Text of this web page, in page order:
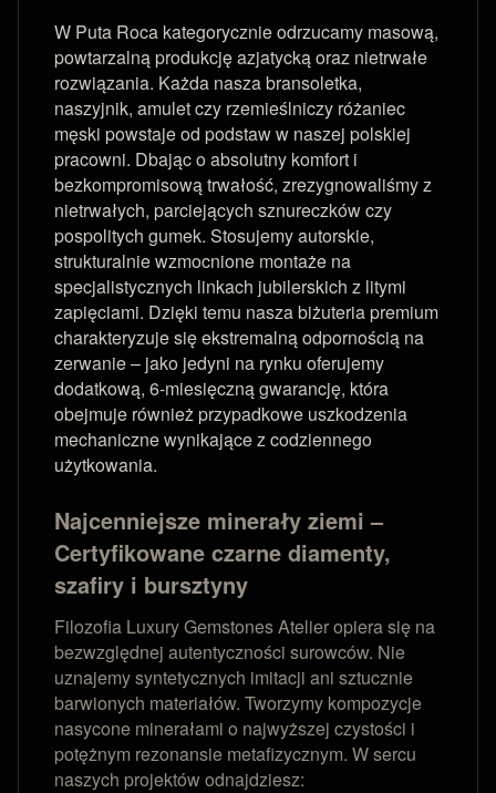
W Puta Roca kategorycznie odrzucamy masową,
powtarzalną produkcję azjatycką oraz nietrwałe
rozwiązania. Każda nasza bransoletka,
naszyjnik, amulet czy rzemieślniczy różaniec
męski powstaje od podstaw w naszej polskiej
pracowni. Dbając o absolutny komfort i
bezkompromisową trwałość, zrezygnowaliśmy z
nietrwałych, parciejących sznureczków czy
pospolitych gumek. Stosujemy autorskie,
strukturalnie wzmocnione montaże na
specjalistycznych linkach jubilerskich z litymi
zapięciami. Dzięki temu nasza biżuteria premium
charakteryzuje się ekstremalną odpornością na
zerwanie – jako jedyni na rynku oferujemy
dodatkową, 6-miesięczną gwarancję, która
obejmuje również przypadkowe uszkodzenia
mechaniczne wynikające z codziennego
użytkowania.
Najcenniejsze minerały ziemi –
Certyfikowane czarne diamenty,
szafiry i bursztyny
Filozofia Luxury Gemstones Atelier opiera się na
bezwzględnej autentyczności surowców. Nie
uznajemy syntetycznych imitacji ani sztucznie
barwionych materiałów. Tworzymy kompozycje
nasycone minerałami o najwyższej czystości i
potężnym rezonansie metafizycznym. W sercu
naszych projektów odnajdziesz: